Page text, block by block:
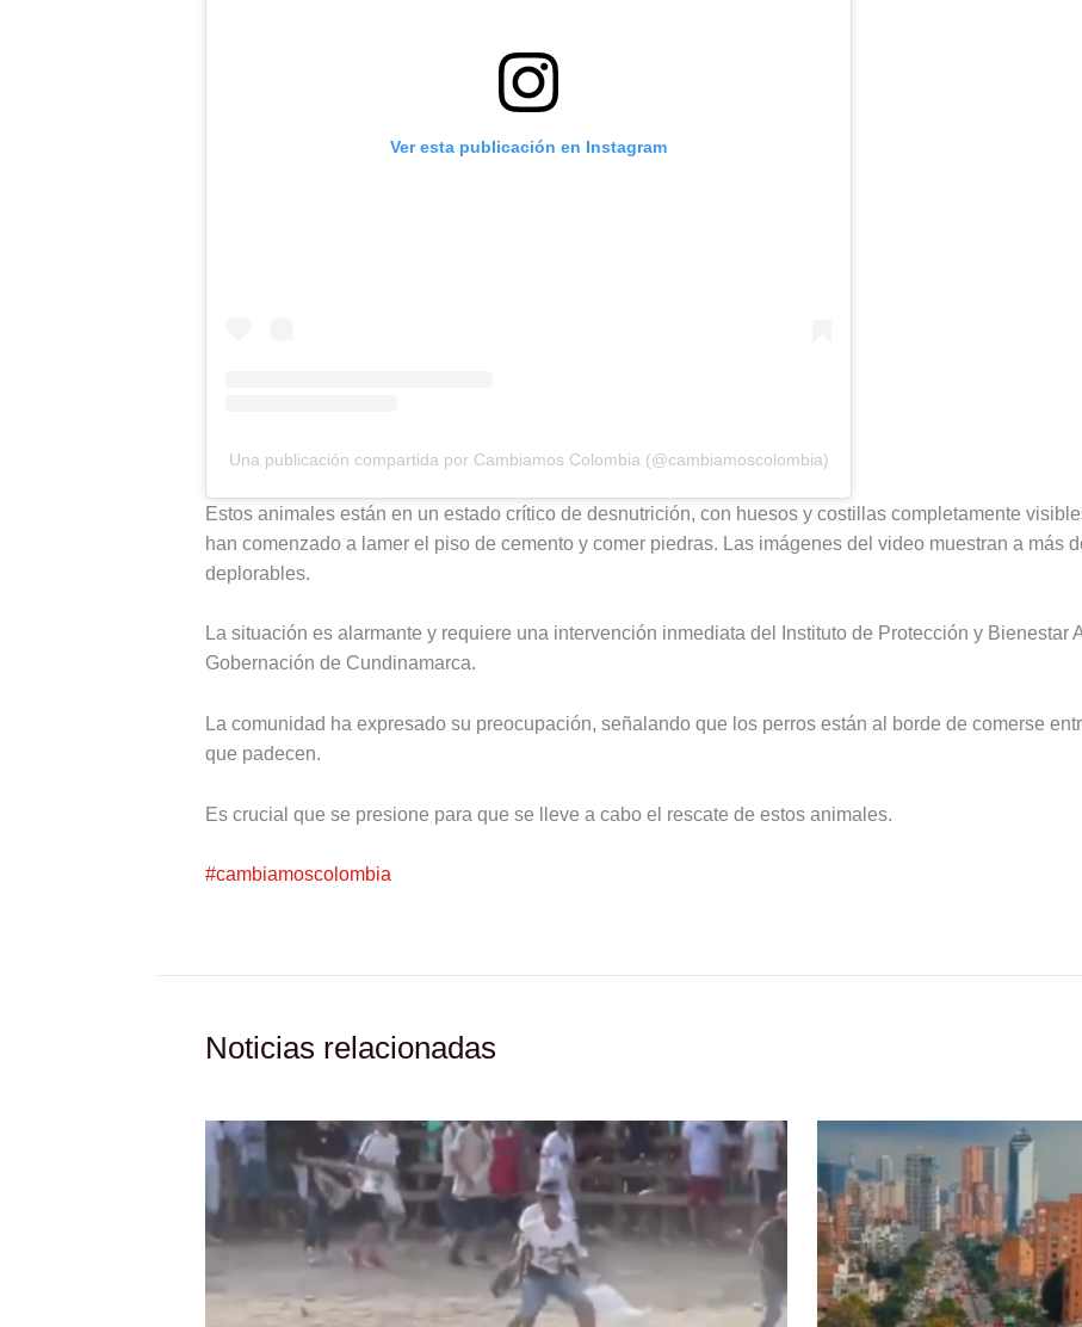
Ver esta publicación en Instagram
Una publicación compartida por Cambiamos Colombia (@cambiamoscolombia)
Estos animales están en un estado crítico de desnutrición, con huesos y costillas completamente
han comenzado a lamer el piso de cemento y comer piedras. Las imágenes del video muestran a más
deplorables.
La situación es alarmante y requiere una intervención inmediata del Instituto de Protección y Bienestar
Gobernación de Cundinamarca.
La comunidad ha expresado su preocupación, señalando que los perros están al borde de comerse
que padecen.
Es crucial que se presione para que se lleve a cabo el rescate de estos animales.
#cambiamoscolombia
Noticias relacionadas